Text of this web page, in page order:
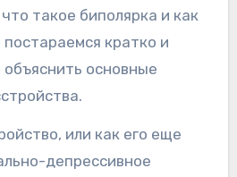
такое биполярка и как
кратко и
основные
или как его еще
депрессивное